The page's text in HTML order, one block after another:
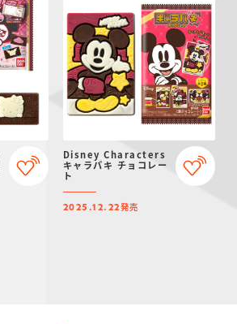
Disney Characters
キャラパキ チョコレー
ト
2025.12.22発売